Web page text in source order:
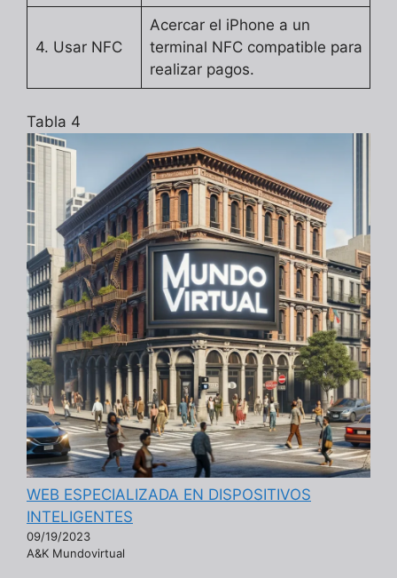
4. Usar NFC
Acercar el iPhone a un
terminal NFC compatible para
realizar pagos.
Tabla 4
WEB ESPECIALIZADA EN DISPOSITIVOS
INTELIGENTES
09/19/2023
A&K Mundovirtual